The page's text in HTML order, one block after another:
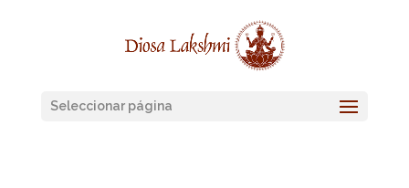
Seleccionar página